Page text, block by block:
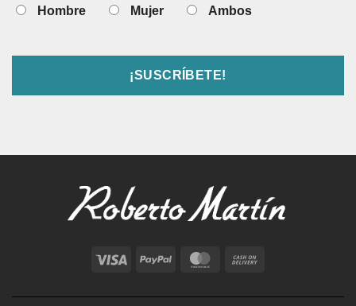
Hombre
Mujer Ambos
Visa PayPal MasterCard
Delivery